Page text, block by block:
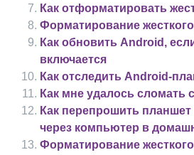
Как отформатировать
Форматирование
Как обновить Android,
включается
Как отследить Android-
Как мне удалось сломать
Как перепрошить
через компьютер в
Форматирование